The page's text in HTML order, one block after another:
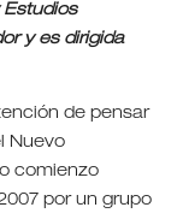
Estudios
y es dirigida
de pensar
Nuevo
comienzo
por un grupo